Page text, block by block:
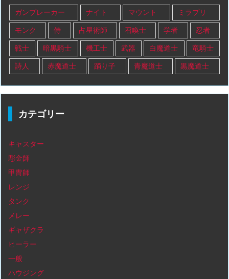
ガンブレーカー ナイト マウント ミラプリ
モンク 侍 占星術師 召喚士 学者 忍者
戦士 暗黒騎士 機工士 武器 白魔道士 竜騎士
詩人 赤魔道士 踊り子 青魔道士 黒魔道士
カテゴリー
キャスター
彫金師
甲冑師
レンジ
タンク
メレー
ギャザクラ
ヒーラー
一般
ハウジング